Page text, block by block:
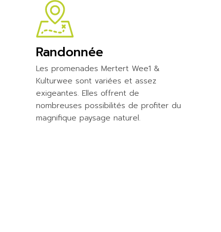
Randonnée
Les promenades Mertert Wee1 &
Kulturwee sont variées et assez
exigeantes. Elles offrent de
nombreuses possibilités de profiter du
magnifique paysage naturel.